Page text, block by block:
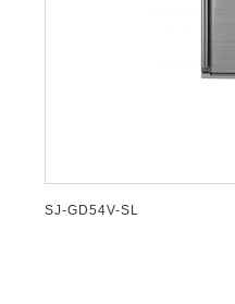
SJ-GD54V-SL